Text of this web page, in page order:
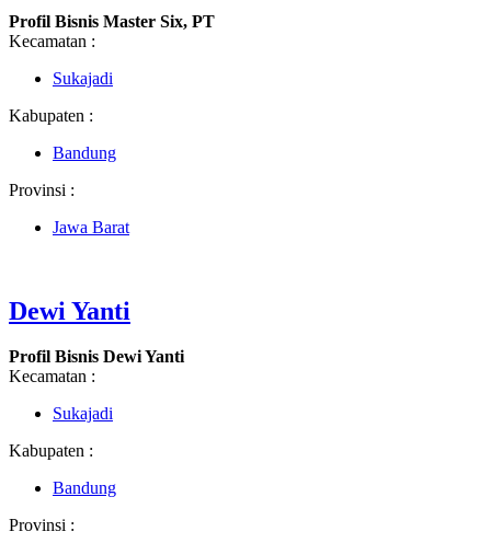
Profil Bisnis Master Six, PT
Kecamatan :
Sukajadi
Kabupaten :
Bandung
Provinsi :
Jawa Barat
Dewi Yanti
Profil Bisnis Dewi Yanti
Kecamatan :
Sukajadi
Kabupaten :
Bandung
Provinsi :